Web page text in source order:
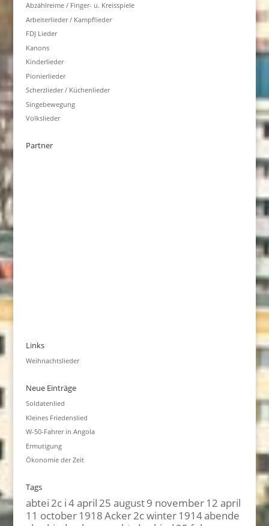
Abzählreime / Finger- u. Kreisspiele
Arbeiterlieder / Kampflieder
FDJ Lieder
Kanons
Kinderlieder
Pionierlieder
Scherzlieder / Küchenlieder
Singebewegung
Volkslieder
Partner
Links
Weihnachtslieder
Neue Einträge
Soldatenlied
Kleines Friedenslied
W-50-Fahrer in Angola
Ermutigung
Ökonomie der Zeit
Tags
abtei2c i4 april25 august9 november12 april
11 october1918Acker2c winter1914abende